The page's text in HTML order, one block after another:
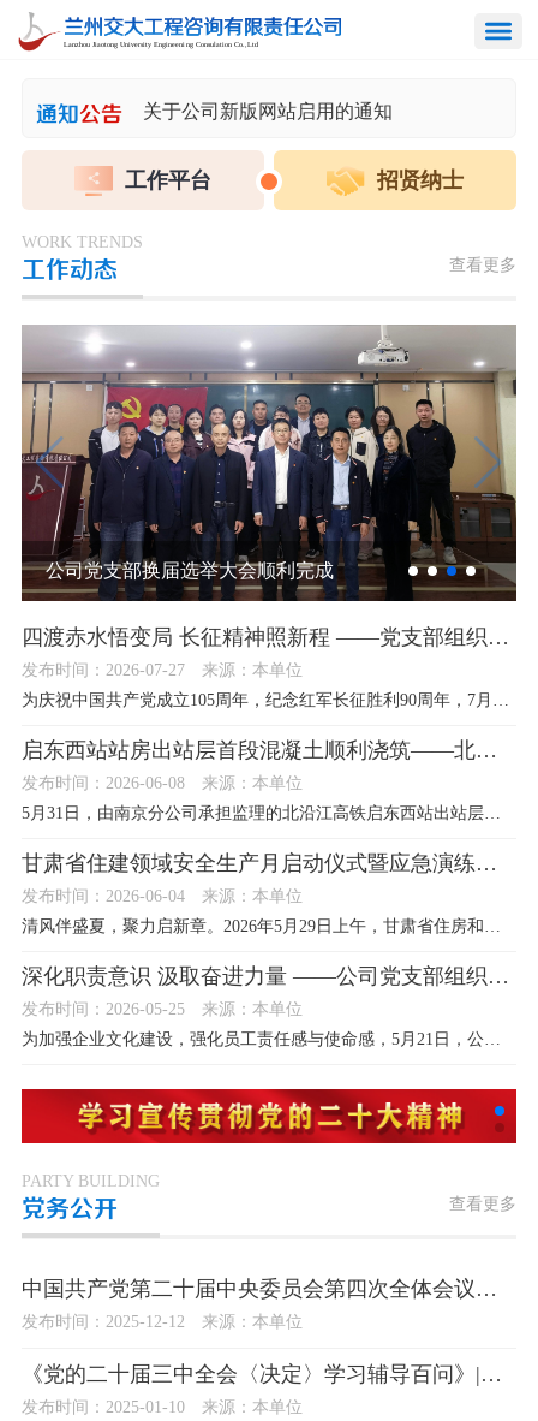
通知公告
关于“2022年度优秀员工”名单的公示
关于公司新版网站启用的通知
工作平台 招贤纳士
WORK TRENDS
工作动态 查看更多
公司党支部换届选举大会顺利完成
四渡赤水悟变局 长征精神照新程 ——党支部组织观看革命历史影片《四渡》
发布时间：2026-07-27
来源：本单位
为庆祝中国共产党成立105周年，纪念红军长征胜利90周年，7月24日下午，公司党支部组织党员代表及群众代表赴兰州华夏影城开展红色观影主题活动，集中观看重大革命历史题材电影《四渡》，以光影为媒重温峥嵘岁月，以精神为炬砥砺奋进征程。
启东西站站房出站层首段混凝土顺利浇筑——北沿江高铁建设再迎新节点
发布时间：2026-06-08
来源：本单位
5月31日，由南京分公司承担监理的北沿江高铁启东西站出站层首段顺利完成高支模区域大体积混凝土浇筑。本次节点施工圆满落地，标志着站房主体结构施工进入新阶段，为后续站房主体封顶、机电设备安装等各项工序有序推进奠定坚实基础。
甘肃省住建领域安全生产月启动仪式暨应急演练、质量安全标准化观摩活动在西北师范大学理科综合科研楼项目部顺利举办
发布时间：2026-06-04
来源：本单位
清风伴盛夏，聚力启新章。2026年5月29日上午，甘肃省住房和城乡建设厅联合甘肃建投、省应急管理厅、省消防救援总队等单位，在西北师范大学理科综合科研楼项目部举办甘肃省住建领域安全生产月启动仪式暨应急演练、质量安全标准化观摩活动，公司总经理袁祖德和项目总监马庆参加了本次活动。
深化职责意识 汲取奋进力量 ——公司党支部组织观看乡村振兴影片《咱村不能没有你》
发布时间：2026-05-25
来源：本单位
为加强企业文化建设，强化员工责任感与使命感，5月21日，公司党支部组织党员和员工代表观看了乡村振兴主题电影《咱村不能没有你》。本次活动作为公司学习教育的重要环节，旨在通过观影引导员工深入感悟基层奋斗精神，筑牢“为工程负责、为人民把关”的思想根基。
PARTY BUILDING
党务公开 查看更多
中国共产党第二十届中央委员会第四次全体会议公报
发布时间：2025-12-12 来源：本单位
《党的二十届三中全会〈决定〉学习辅导百问》|为什么要以实绩实效和人民群众满意度检验改革？
发布时间：2025-01-10 来源：本单位